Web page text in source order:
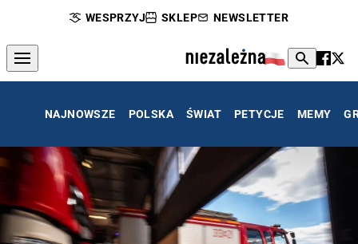
WESPRZYJ SKLEP NEWSLETTER
NAJNOWSZE POLSKA ŚWIAT PETYCJE MEMY